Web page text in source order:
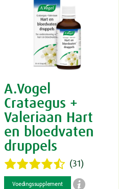
A.Vogel
Crataegus +
Valeriaan Hart
en bloedvaten
druppels
(31)
Voedingssupplement 